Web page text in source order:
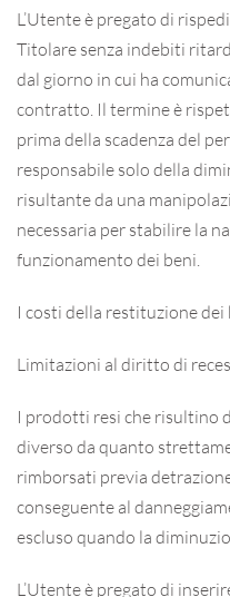
L’Utente è pregato di
Titolare senza indebiti
dal giorno in cui ha
contratto. Il termine è
prima della scadenza del
responsabile solo della
risultante da una
necessaria per stabilire la
funzionamento dei beni.
I costi della restituzione dei
Limitazioni al diritto di
I prodotti resi che risultino
diverso da quanto
rimborsati previa
conseguente al
escluso quando la
L’Utente è pregato di